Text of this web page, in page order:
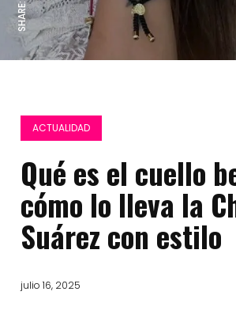
SHARE:
ACTUALIDAD
Qué es el cuello
cómo lo lleva la
Suárez con estilo
julio 16, 2025